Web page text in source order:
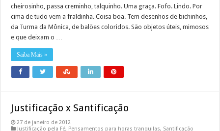
cheirosinho, passa creminho, talquinho. Uma graça. Fofo. Lindo. Por
cima de tudo vem a fraldinha. Coisa boa. Tem desenhos de bichinhos,
da Turma da Mônica, de balões coloridos. São objetos úteis, mimosos
e que deixam o …
Saiba Mais »
Justificação x Santificação
27 de janeiro de 2012
Justificação pela Fé, Pensamentos para horas tranquilas, Santificação